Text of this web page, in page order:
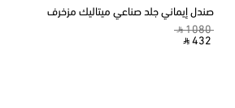
صندل إيماني جلد صناعي ميتاليك مزخرف
‎ ⃁ 1080 ‎
‎ ⃁ 432 ‎